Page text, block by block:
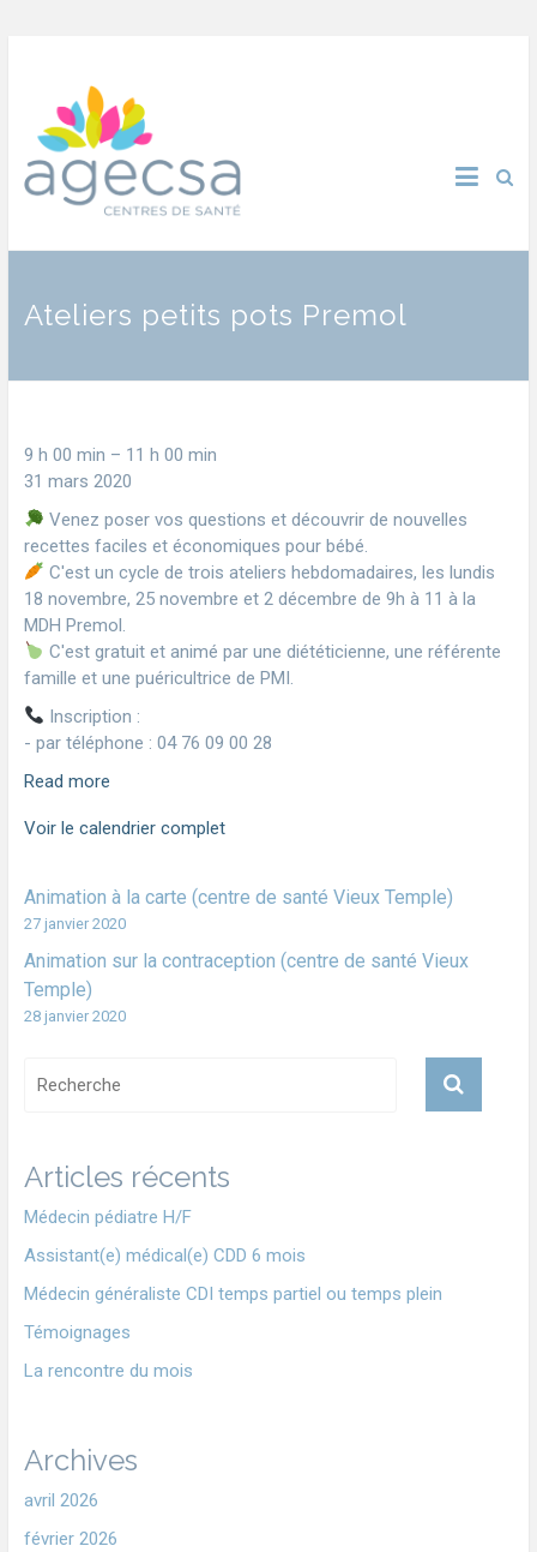
Ateliers petits pots Premol
9 h 00 min – 11 h 00 min
31 mars 2020
Venez poser vos questions et découvrir de nouvelles
recettes faciles et économiques pour bébé.
C'est un cycle de trois ateliers hebdomadaires, les lundis
18 novembre, 25 novembre et 2 décembre de 9h à 11 à la
MDH Premol.
C'est gratuit et animé par une diététicienne, une référente
famille et une puéricultrice de PMI.
Inscription :
- par téléphone : 04 76 09 00 28
Read more
Voir le calendrier complet
Animation à la carte (centre de santé Vieux Temple)
27 janvier 2020
Animation sur la contraception (centre de santé Vieux
Temple)
28 janvier 2020
Articles récents
Médecin pédiatre H/F
Assistant(e) médical(e) CDD 6 mois
Médecin généraliste CDI temps partiel ou temps plein
Témoignages
La rencontre du mois
Archives
avril 2026
février 2026